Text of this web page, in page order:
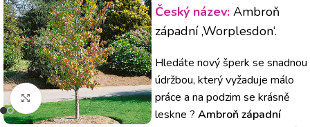
Klikněte pro zvětšení
Český název: Ambroň
západní ‚Worplesdon‘.
Hledáte nový šperk se snadnou
údržbou, který vyžaduje málo
práce a na podzim se krásně
leskne ? Ambroň západní